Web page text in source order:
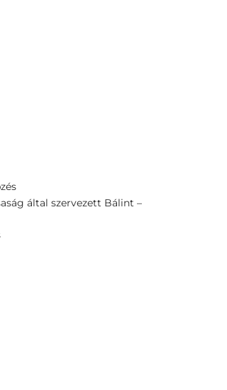
által szervezett Bálint –